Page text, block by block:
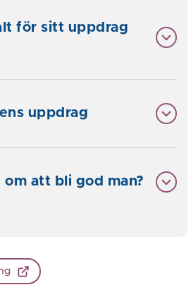
för sitt uppdrag
uppdrag
om att bli god man?